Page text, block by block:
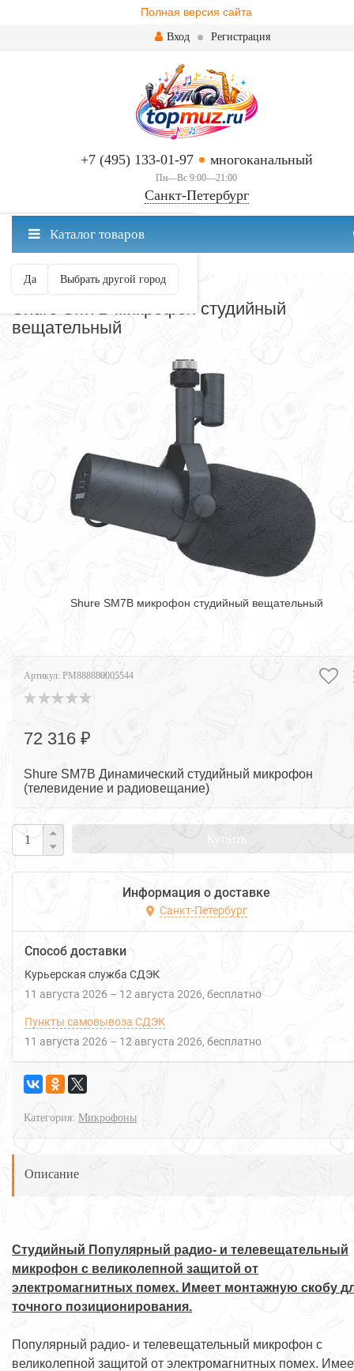
Полная версия сайта
Вход Регистрация
+7 (495) 133-01-97 многоканальный
Пн—Вс 9:00—21:00
Санкт-Петербург
Санкт-Петербург ваш город?
Да Выбрать другой город
Каталог товаров
МИКРОФОНЫ
Shure SM7B микрофон студийный
вещательный
Shure SM7B микрофон студийный вещательный
Артикул: PM888880005544
72 316 ₽
Shure SM7B Динамический студийный микрофон
(телевидение и радиовещание)
Купить
Информация о доставке
Санкт-Петербург
Способ доставки
Курьерская служба СДЭК
11 августа 2026 – 12 августа 2026 Бесплатно
Пункты самовывоза СДЭК
11 августа 2026 – 12 августа 2026 Бесплатно
Категория: Микрофоны
Описание
Студийный Популярный радио- и телевещательный
микрофон с великолепной защитой от
электромагнитных помех. Имеет монтажную скобу
точного позиционирования.
Популярный радио- и телевещательный микрофон с
великолепной защитой от электромагнитных помех.